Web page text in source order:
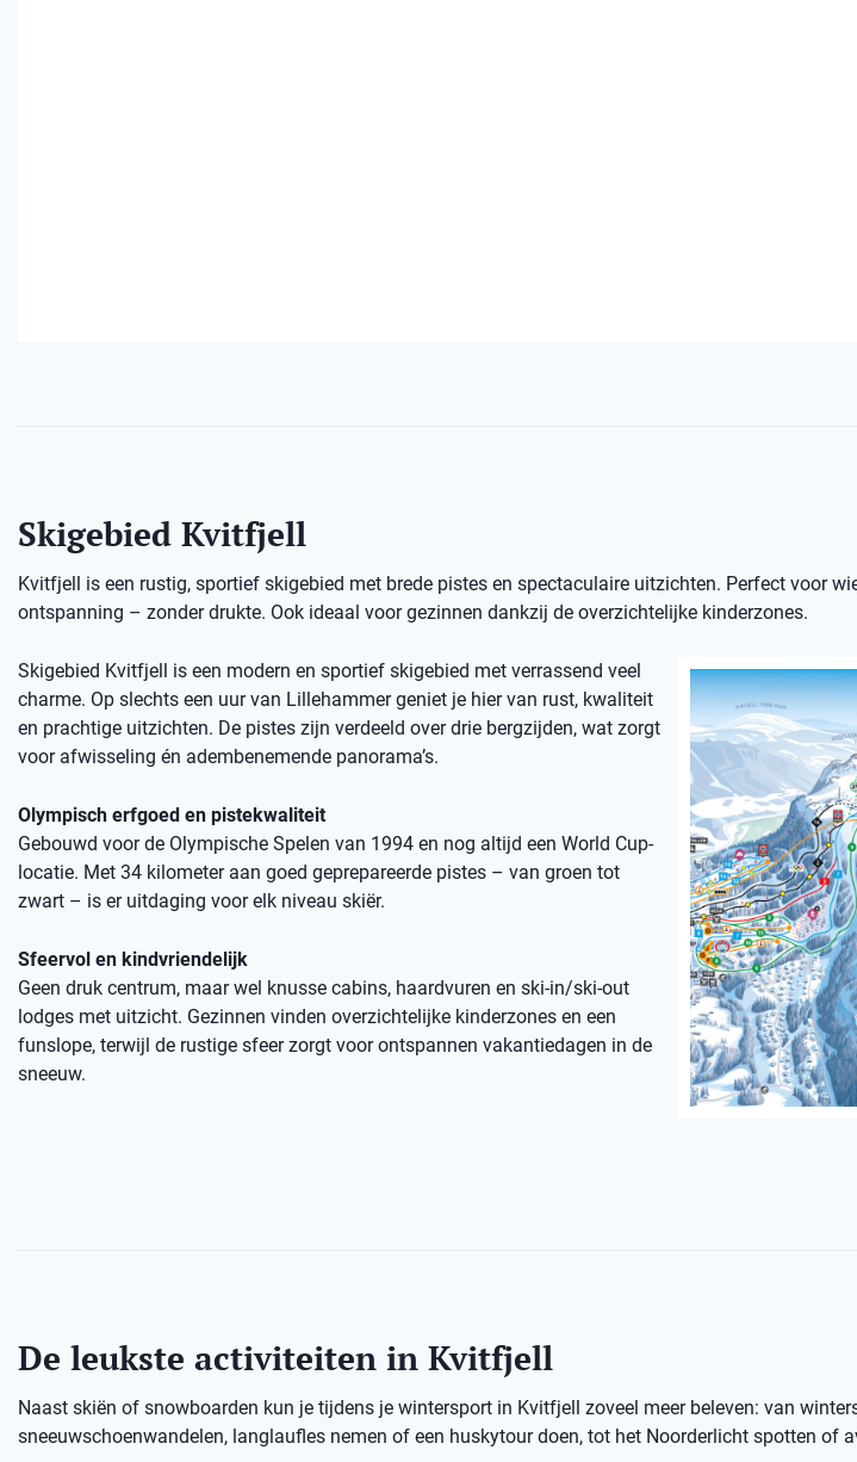
Skigebied Kvitfjell
Kvitfjell is een rustig, sportief skigebied met brede pistes en spectaculaire uitzichten. Perfect voor
ontspanning – zonder drukte. Ook ideaal voor gezinnen dankzij de overzichtelijke kinderzones.
Skigebied Kvitfjell is een modern en sportief skigebied met verrassend veel
charme. Op slechts een uur van Lillehammer geniet je hier van rust, kwaliteit
en prachtige uitzichten. De pistes zijn verdeeld over drie bergzijden, wat zorgt
voor afwisseling én adembenemende panorama’s.
Olympisch erfgoed en pistekwaliteit
Gebouwd voor de Olympische Spelen van 1994 en nog altijd een World Cup-
locatie. Met 34 kilometer aan goed geprepareerde pistes – van groen tot
zwart – is er uitdaging voor elk niveau skiër.
Sfeervol en kindvriendelijk
Geen druk centrum, maar wel knusse cabins, haardvuren en ski-in/ski-out
lodges met uitzicht. Gezinnen vinden overzichtelijke kinderzones en een
funslope, terwijl de rustige sfeer zorgt voor ontspannen vakantiedagen in de
sneeuw.
De leukste activiteiten in Kvitfjell
Naast skiën of snowboarden kun je tijdens je wintersport in Kvitfjell zoveel meer beleven: van
sneeuwschoenwandelen, langlaufles nemen of een huskytour doen, tot het Noorderlicht spotten of